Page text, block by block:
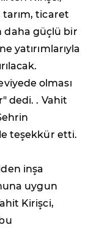
ticaret
daha güçlü bir
yatırımlarıyla
olması
dedi. . Vahit
teşekkür etti.
inşa
uygun
Kirişci,